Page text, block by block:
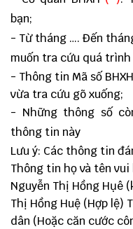
bạn;
- Từ tháng …. Đến
muốn tra cứu quá trình
- Thông tin Mã số
vừa tra cứu gõ xuống;
- Những thông số
thông tin này
Lưu ý: Các thông tin
Thông tin họ và tên
Nguyễn Thị Hồng Hụê
Thị Hồng Huệ (Hợp
dân (Hoặc căn cước